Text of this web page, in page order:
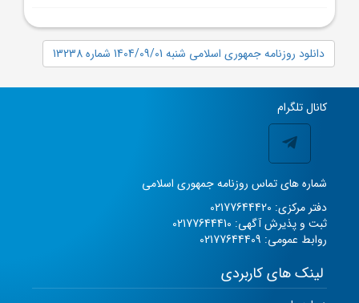
دانلود روزنامه جمهوری اسلامی شنبه 1404/09/01 شماره 13238
کانال تلگرام
شماره های تماس روزنامه جمهوری اسلامی
دفتر مرکزی: 02177644420
ثبت و پذیرش آگهی: 02177644410
روابط عمومی: 02177644409
لینک های کاربردی